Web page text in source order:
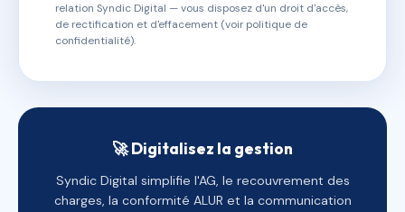
relation Syndic Digital — vous disposez d'un droit d'accès,
de rectification et d'effacement (voir politique de
confidentialité).
🚀 Digitalisez la gestion
Syndic Digital simplifie l'AG, le recouvrement des
charges, la conformité ALUR et la communication